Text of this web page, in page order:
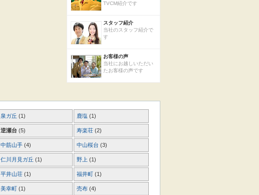
TVCM紹介です
スタッフ紹介
当社のスタッフ紹介で
す
お客様の声
当社にお越しいただい
たお客様の声です
泉ガ丘 (1) 鹿塩 (1)
逆瀬台 (5) 寿楽荘 (2)
中筋山手 (4) 中山桜台 (3)
仁川月見ガ丘 (1) 野上 (1)
平井山荘 (1) 福井町 (1)
美幸町 (1) 売布 (4)